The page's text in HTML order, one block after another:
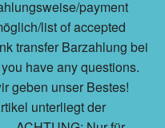
payment
list of accepted
transfer Barzahlung bei
have any questions.
geben unser Bestes!
unterliegt der